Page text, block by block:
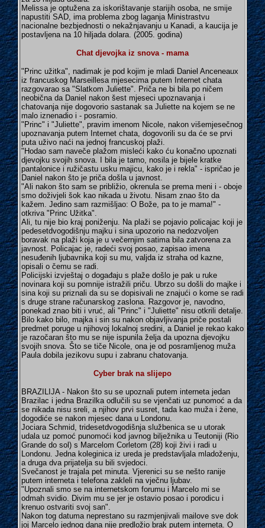
Melissa je optužena za iskorištavanje starijih osoba, ne smije
napustiti SAD, ima problema zbog laganja Ministrastvu
nacionalne bezbjednosti o nekažnjavanju u Kanadi, a kaucija je
postavljena na 10 hiljada dolara. (2005. godina)
Chat djevojka iz snova - mama
"Princ užitka", nadimak je pod kojim je mladi Daniel Anceneaux
iz francuskog Marseillesa mjesecima putem Internet chata
razgovarao sa "Slatkom Juliette". Priča ne bi bila po ničem
neobična da Daniel nakon šest mjeseci upoznavanja i
chatovanja nije dogovorio sastanak sa Juliette na kojem se ne
malo iznenadio i - posramio.
"Princ" i "Juliette", pravim imenom Nicole, nakon višemjesečnog
upoznavanja putem Internet chata, dogovorili su da će se prvi
puta uživo naći na jednoj francuskoj plaži.
"Hodao sam naveče plažom misleći kako ću konačno upoznati
djevojku svojih snova. I bila je tamo, nosila je bijele kratke
pantalonice i ružičastu usku majicu, kako je i rekla" - ispričao je
Daniel nakon što je priča došla u javnost.
"Ali nakon što sam se približio, okrenula se prema meni i - oboje
smo doživjeli šok kao nikada u životu. Nisam znao što da
kažem. Jedino sam razmišljao: O Bože, pa to je mama!" -
otkriva "Princ Užitka".
Ali, tu nije bio kraj poniženju. Na plaži se pojavio policajac koji je
pedesetdvogodišnju majku i sina upozorio na nedozvoljen
boravak na plaži koja je u večernjim satima bila zatvorena za
javnost. Policajac je, radeći svoj posao, zapisao imena
nesuđenih ljubavnika koji su mu, valjda iz straha od kazne,
opisali o čemu se radi.
Policijski izvještaj o događaju s plaže došlo je pak u ruke
novinara koji su pomnije istražili priču. Ubrzo su došli do majke i
sina koji su priznali da su se dopisivali ne znajući o kome se radi
s druge strane računarskog zaslona. Razgovor je, navodno,
ponekad znao biti i vruć, ali "Princ" i "Juliette" nisu otkrili detalje.
Bilo kako bilo, majka i sin su nakon objavljivanja priče postali
predmet poruge u njihovoj lokalnoj sredini, a Daniel je rekao kako
je razočaran što mu se nije ispunila želja da upozna djevojku
svojih snova. Što se tiče Nicole, ona je od posramljenog muža
Paula dobila jezikovu supu i zabranu chatovanja.
Cyber brak na slijepo
BRAZILIJA - Nakon što su se upoznali putem interneta jedan
Brazilac i jedna Brazilka odlučili su se vjenčati uz punomoć a da
se nikada nisu sreli, a njihov prvi susret, tada kao muža i žene,
dogodiće se nakon mjesec dana u Londonu.
Jociara Schmid, tridesetdvogodišnja službenica se u utorak
udala uz pomoć punomoći kod javnog bilježnika u Teutoniji (Rio
Grande do sol) s Marcelom Corletom (28) koji živi i radi u
Londonu. Jedna koleginica iz ureda je predstavljala mladoženju,
a druga dva prijatelja su bili svjedoci.
Svečanost je trajala pet minuta. Vjerenici su se nešto ranije
putem interneta i telefona zakleli na vječnu ljubav.
"Upoznali smo se na internetskom forumu i Marcelo mi se
odmah svidio. Divim mu se jer je ostavio posao i porodicu i
krenuo ostvariti svoj san".
Nakon tog datuma neprestano su razmjenjivali mailove sve dok
joj Marcelo jednog dana nije predložio brak putem interneta. O